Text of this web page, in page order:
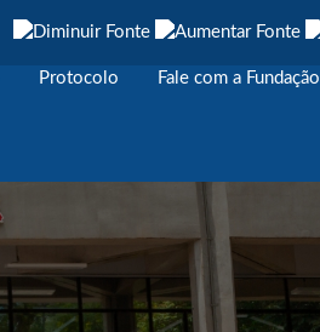
Protocolo Fale com a Fundação